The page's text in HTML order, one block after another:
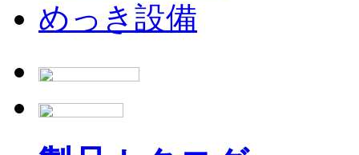
めっき設備